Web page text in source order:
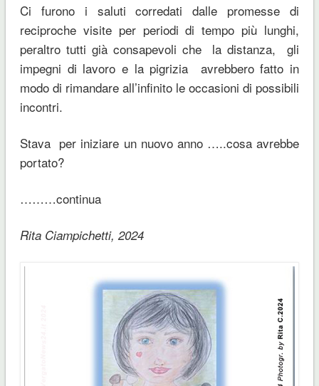
Ci furono i saluti corredati dalle promesse di
reciproche visite per periodi di tempo più lunghi,
peraltro tutti già consapevoli che la distanza, gli
impegni di lavoro e la pigrizia avrebbero fatto in
modo di rimandare all’infinito le occasioni di possibili
incontri.
Stava per iniziare un nuovo anno …..cosa avrebbe
portato?
………continua
Rita Ciampichetti, 2024